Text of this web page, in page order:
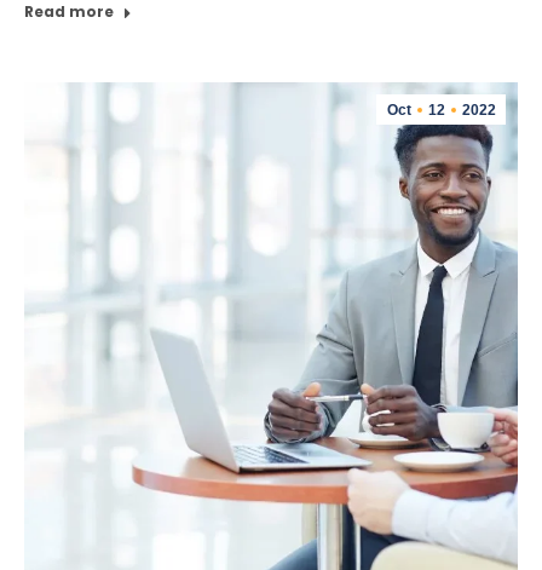
Read more
Oct 12 2022